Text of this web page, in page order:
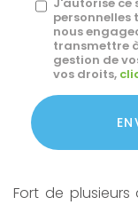
personnelles
nous
transmettre
gestion de
vos droits,
Acceptation
RGPD
*
Fort de plusieurs